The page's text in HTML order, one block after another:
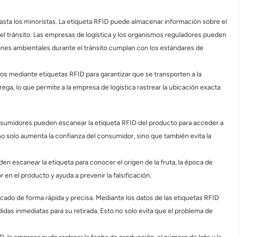
los minoristas. La etiqueta RFID puede almacenar información sobre el
tránsito. Las empresas de logística y los organismos reguladores pueden
ambientales durante el tránsito cumplan con los estándares de
mediante etiquetas RFID para garantizar que se transporten a la
lo que permite a la empresa de logística rastrear la ubicación exacta
pueden escanear la etiqueta RFID del producto para acceder a
aumenta la confianza del consumidor, sino que también evita la
escanear la etiqueta para conocer el origen de la fruta, la época de
el producto y ayuda a prevenir la falsificación.
de forma rápida y precisa. Mediante los datos de las etiquetas RFID
inmediatas para su retirada. Esto no solo evita que el problema de